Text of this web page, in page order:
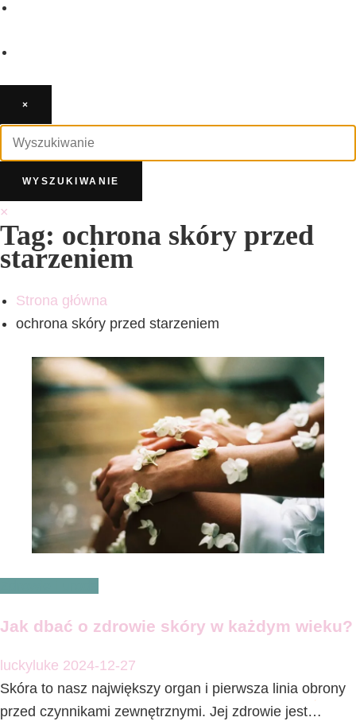
×
×
Tag: ochrona skóry przed
starzeniem
Strona główna
ochrona skóry przed starzeniem
Jak dbać o zdrowie skóry w każdym wieku?
luckyluke 2024-12-27
Skóra to nasz największy organ i pierwsza linia obrony
przed czynnikami zewnętrznymi. Jej zdrowie jest…